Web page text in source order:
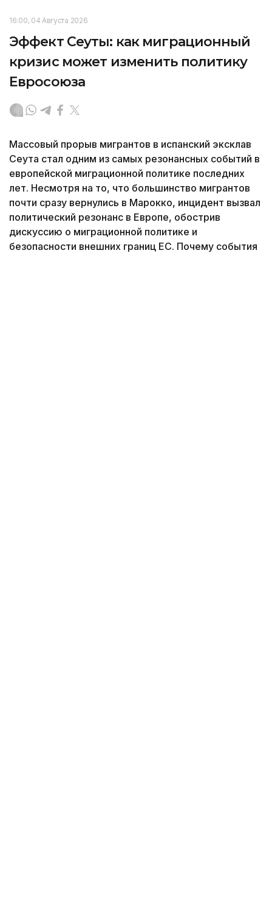
16:00, 04 Августа 2026
Эффект Сеуты: как миграционный
кризис может изменить политику
Евросоюза
Массовый прорыв мигрантов в испанский эксклав
Сеута стал одним из самых резонансных событий в
европейской миграционной политике последних
лет. Несмотря на то, что большинство мигрантов
почти сразу вернулись в Марокко, инцидент вызвал
политический резонанс в Европе, обострив
дискуссию о миграционной политике и
безопасности внешних границ ЕС. Почему события